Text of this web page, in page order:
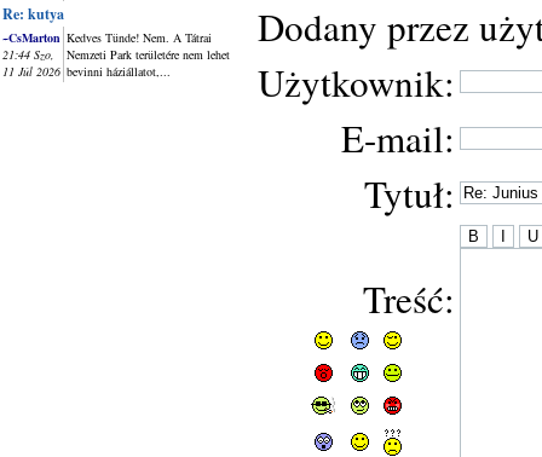
Re: kutya
~CsMarton
21:44 Szo,
11 Júl 2026
Kedves Tünde! Nem. A Tátrai
Nemzeti Park területére nem lehet
bevinni háziállatot,...
Dodany przez
Użytkownik:
E-mail:
Tytuł:
Treść: